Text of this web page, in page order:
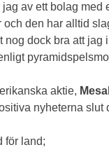
av ett bolag
och den har alltid
nog dock bra att
aktie,
nyheterna
för land;